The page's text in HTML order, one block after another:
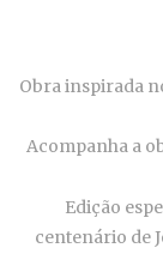
Obra inspirada
Acompanha a
Edição
centenário de